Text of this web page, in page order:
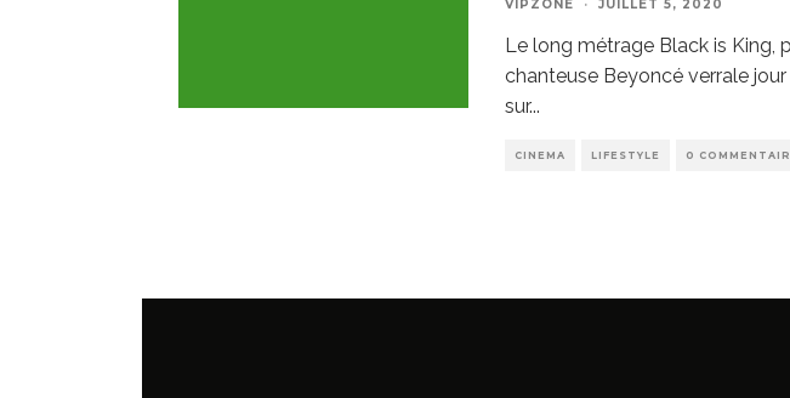
VIPZONE · JUILLET 5, 2020
Le long métrage Black is King,
chanteuse Beyoncé verrale
sur...
CINEMA LIFESTYLE 0